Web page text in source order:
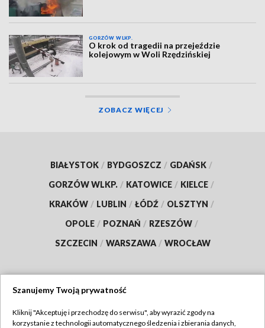
GORZÓW WLKP.
O krok od tragedii na przejeździe
kolejowym w Woli Rzędzińskiej
ZOBACZ WIĘCEJ
BIAŁYSTOK / BYDGOSZCZ / GDAŃSK /
GORZÓW WLKP. / KATOWICE / KIELCE /
KRAKÓW / LUBLIN / ŁÓDŹ / OLSZTYN /
OPOLE / POZNAŃ / RZESZÓW /
SZCZECIN / WARSZAWA / WROCŁAW
Szanujemy Twoją prywatność
Kliknij "Akceptuję i przechodzę do serwisu", aby wyrazić zgody na
korzystanie z technologii automatycznego śledzenia i zbierania danych,